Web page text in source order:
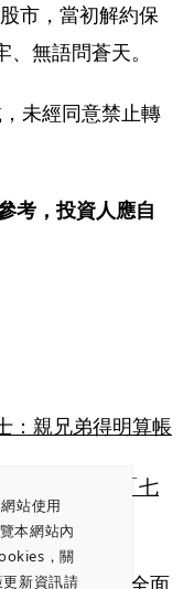
站使用
本網站內
，關
新資訊請
市，當初解約保
無語問蒼天。
未經同意禁止轉
考，投資人應自
：親兄弟得明算帳
！歷史戰績「七
管會終極手段全面